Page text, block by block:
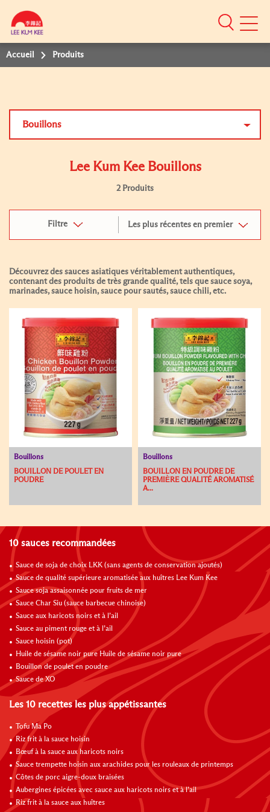
Mobile
Accueil Produits
Bouillons
Lee Kum Kee Bouillons
2 Produits
Filtre Les plus récentes en premier
Découvrez des sauces asiatiques véritablement authentiques,
contenant des produits de très grande qualité, tels que sauce soya,
marinades, sauce hoisin, sauce pour sautés, sauce chili, etc.
Bouillons
BOUILLON DE POULET EN
POUDRE
Bouillons
BOUILLON EN POUDRE DE
PREMIЀRE QUALITÉ AROMATISÉ
A...
10 sauces recommandées
Sauce de soja de choix LKK (sans agents de conservation ajoutés)
Sauce de qualité supérieure aromatisée aux huîtres Lee Kum Kee
Sauce soja assaisonnée pour fruits de mer
Sauce Char Siu (sauce barbecue chinoise)
Sauce aux haricots noirs et à l’ail
Sauce au piment rouge et à l’ail
Sauce hoisin (pot)
Huile de sésame noir pure Huile de sésame noir pure
Bouillon de poulet en poudre
Sauce de XO
Les 10 recettes les plus appétissantes
Tofu Ma Po
Riz frit à la sauce hoisin
Bœuf à la sauce aux haricots noirs
Sauce trempette hoisin aux arachides pour les rouleaux de printemps
Côtes de porc aigre-doux braisées
Aubergines épicées avec sauce aux haricots noirs et à l’ail
Riz frit à la sauce aux huîtres